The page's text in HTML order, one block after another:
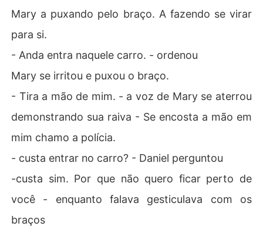
Mary a puxando pelo braço. A fazendo se virar
para si.
- Anda entra naquele carro. - ordenou
Mary se irritou e puxou o braço.
- Tira a mão de mim. - a voz de Mary se aterrou
demonstrando sua raiva - Se encosta a mão em
mim chamo a polícia.
- custa entrar no carro? - Daniel perguntou
-custa sim. Por que não quero ficar perto de
você - enquanto falava gesticulava com os
braços